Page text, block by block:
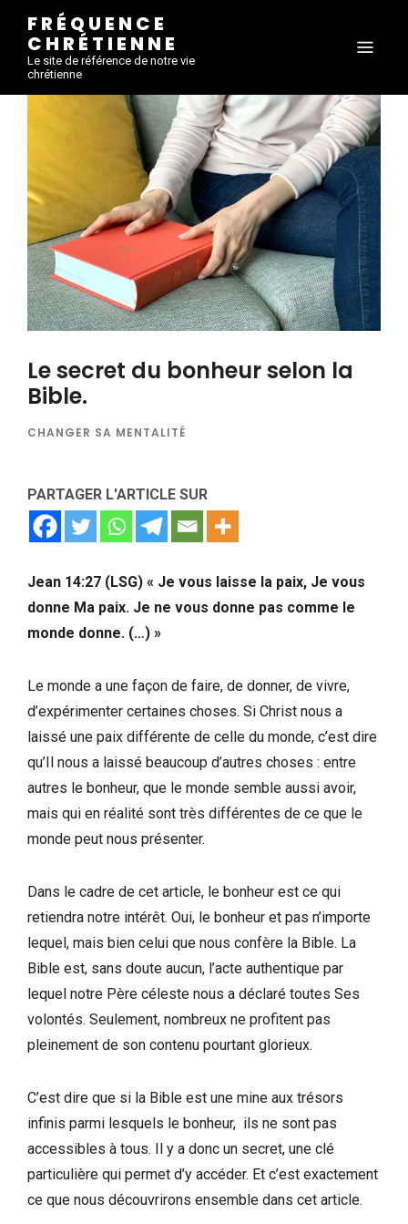
FRÉQUENCE
CHRÉTIENNE
Le site de référence de notre vie
chrétienne
Le secret du bonheur selon la
Bible.
CHANGER SA MENTALITÉ
PARTAGER L'ARTICLE SUR
Jean 14:27 (LSG) « Je vous laisse la paix, Je vous
donne Ma paix. Je ne vous donne pas comme le
monde donne. (…) »
Le monde a une façon de faire, de donner, de vivre,
d’expérimenter certaines choses. Si Christ nous a
laissé une paix différente de celle du monde, c’est dire
qu’Il nous a laissé beaucoup d’autres choses : entre
autres le bonheur, que le monde semble aussi avoir,
mais qui en réalité sont très différentes de ce que le
monde peut nous présenter.
Dans le cadre de cet article, le bonheur est ce qui
retiendra notre intérêt. Oui, le bonheur et pas n’importe
lequel, mais bien celui que nous confère la Bible. La
Bible est, sans doute aucun, l’acte authentique par
lequel notre Père céleste nous a déclaré toutes Ses
volontés. Seulement, nombreux ne profitent pas
pleinement de son contenu pourtant glorieux.
C’est dire que si la Bible est une mine aux trésors
infinis parmi lesquels le bonheur, ils ne sont pas
accessibles à tous. Il y a donc un secret, une clé
particulière qui permet d’y accéder. Et c’est exactement
ce que nous découvrirons ensemble dans cet article.